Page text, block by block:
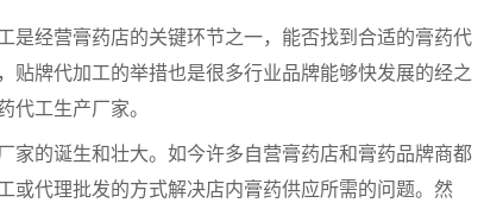
经营膏药店的关键环节之一，能否找到合适的膏药代
牌代加工的举措也是很多行业品牌能够快发展的经之
工生产厂家。
的诞生和壮大。如今许多自营膏药店和膏药品牌商都
代理批发的方式解决店内膏药供应所需的问题。然